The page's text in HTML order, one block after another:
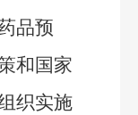
品预
和国家
织实施